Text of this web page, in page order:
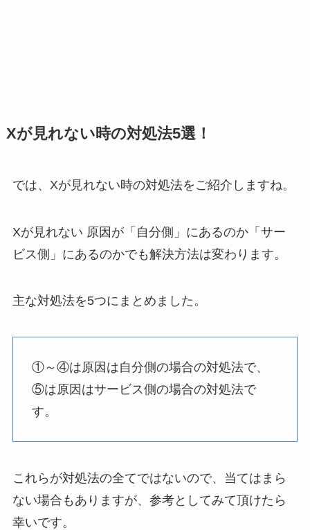
Xが見れない時の対処法5選！
では、Xが見れない時の対処法をご紹介しますね。
Xが見れない 原因が「自分側」にあるのか「サー
ビス側」にあるのかでも解決方法は変わります。
主な対処法を5つにまとめました。
①～④は原因は自分側の場合の対処法で、
⑤は原因はサービス側の場合の対処法で
す。
これらが対処法の全てではないので、当てはまら
ない場合もありますが、参考としてみて頂けたら
幸いです。